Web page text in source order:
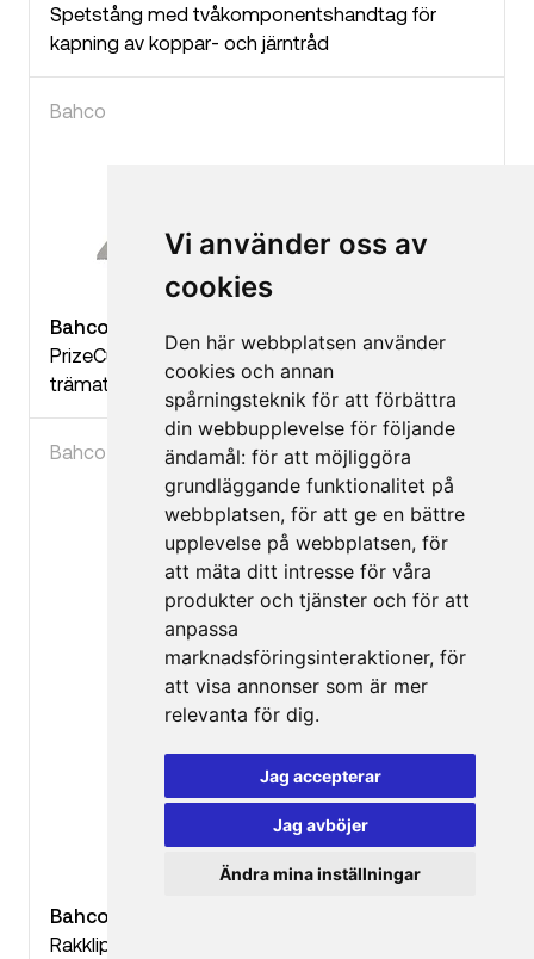
Vi använder oss av
cookies
Den här webbplatsen använder
cookies och annan
spårningsteknik för att förbättra
din webbupplevelse för följande
ändamål:för att möjliggöra
grundläggande funktionalitet på
webbplatsen,för att ge en bättre
upplevelse på webbplatsen,för
att mäta ditt intresse för våra
produkter och tjänster och för att
anpassa
marknadsföringsinteraktioner,för
att visa annonser som är mer
relevanta för dig.
Jag accepterar
Jag avböjer
Ändra mina inställningar
Spetstång med tvåkomponentshandtag för
kapning av koppar- och järntråd
Bahco
Bahco Handsåg
PrizeCut-handsåg för grova och medelgrova
trämaterial
Bahco
Bahco Plåtsax Rakklippande
Rakklippande plåtsax med utväxling för ökad